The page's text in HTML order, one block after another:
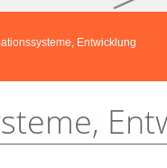
Entwicklung